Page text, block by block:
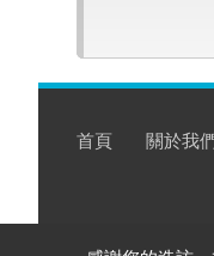
首頁 關於我